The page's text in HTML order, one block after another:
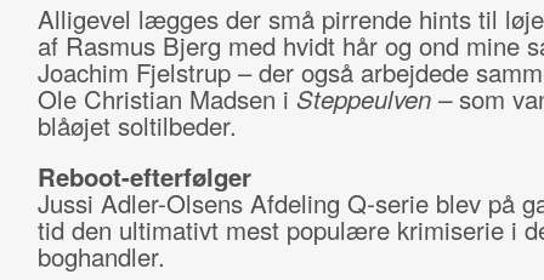
Alligevel lægges der små pirrende hints til
af Rasmus Bjerg med hvidt hår og ond mine
Joachim Fjelstrup – der også arbejdede
Ole Christian Madsen i Steppeulven – som
blåøjet soltilbeder.
Reboot-efterfølger
Jussi Adler-Olsens Afdeling Q-serie blev på
tid den ultimativt mest populære krimiserie i
boghandler.